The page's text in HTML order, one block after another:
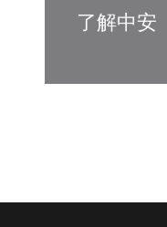
了解中安